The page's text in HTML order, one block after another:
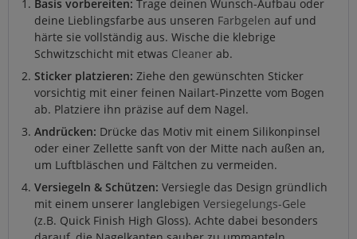
Basis vorbereiten: Trage deinen Wunsch-Aufbau oder
deine Lieblingsfarbe aus unseren Farbgelen auf und
härte sie vollständig aus. Wische die klebrige
Schwitzschicht mit etwas Cleaner ab.
Sticker platzieren: Ziehe den gewünschten Sticker
vorsichtig mit einer feinen Nailart-Pinzette vom Bogen
ab. Platziere ihn präzise auf dem Nagel.
Andrücken: Drücke das Motiv mit einem Silikonpinsel
oder einer Zellette sanft von der Mitte nach außen an,
um Luftbläschen und Fältchen zu vermeiden.
Versiegeln & Schützen: Versiegle das Design gründlich
mit einem unserer langlebigen Versiegelungs-Gele
(z.B. Quick Finish High Gloss). Achte dabei besonders